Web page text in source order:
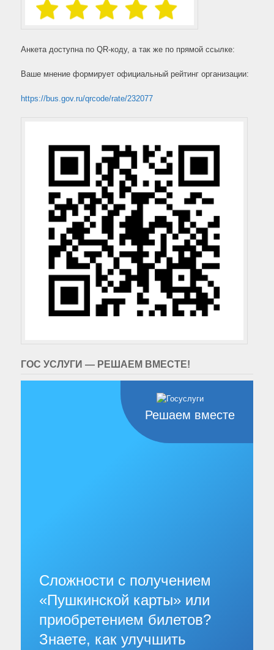
Анкета доступна по QR-коду, а так же по прямой ссылке:
Ваше мнение формирует официальный рейтинг организации:
https://bus.gov.ru/qrcode/rate/232077
ГОС УСЛУГИ — РЕШАЕМ ВМЕСТЕ!
Решаем вместе
Сложности с получением
«Пушкинской карты» или
приобретением билетов?
Знаете, как улучшить